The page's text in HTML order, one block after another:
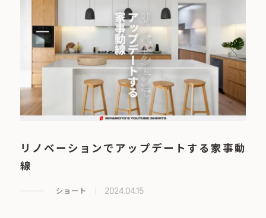
リノベーションでアップデートする家事動
線
ショート 2024.04.15